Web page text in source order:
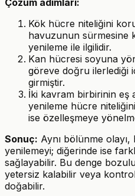
Kök hücre niteliğini
havuzunun sürmesine
yenileme ile ilgilidir.
Kan hücresi soyuna
göreve doğru ilerlediği
girmiştir.
İki kavram birbirinin eş
yenileme hücre
ise özelleşmeye
Sonuç: Aynı bölünme
yenilemeyi; diğerinde ise
sağlayabilir. Bu denge
yetersiz kalabilir veya
doğabilir.